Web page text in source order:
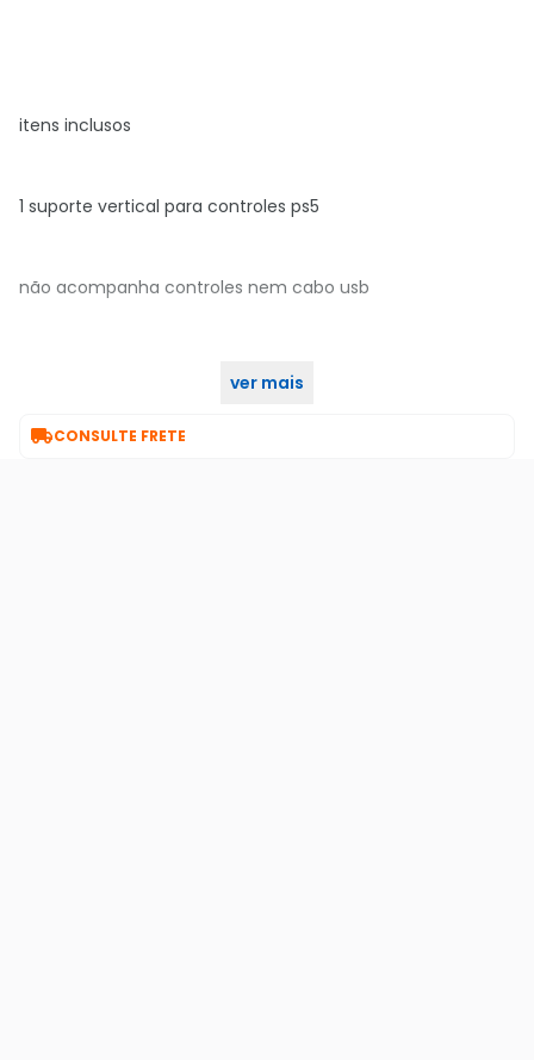
itens inclusos
1 suporte vertical para controles ps5
não acompanha controles nem cabo usb
ver mais
CONSULTE FRETE